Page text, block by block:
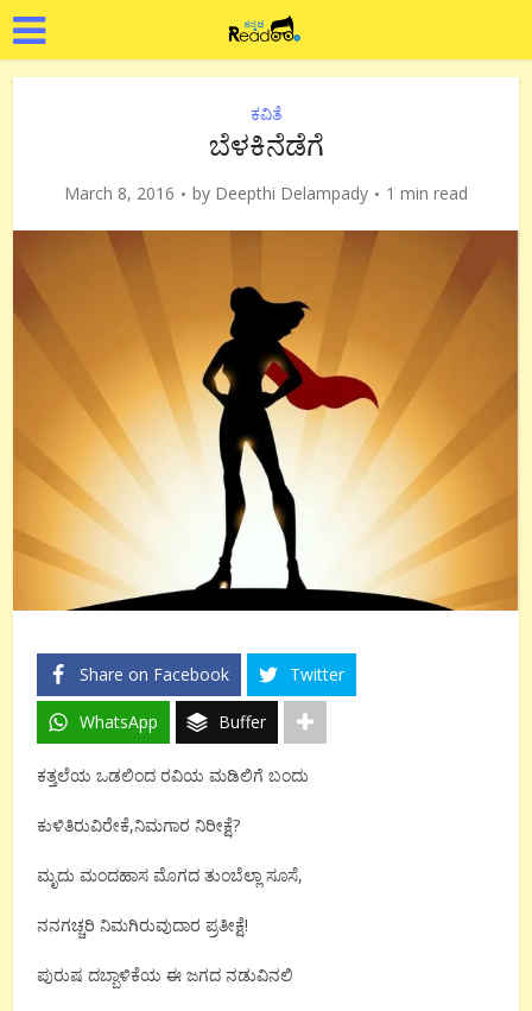
ಕವಿತೆ
ಬೆಳಕಿನೆಡೆಗೆ
March 8, 2016 by Deepthi Delampady 1 min read
Share on Facebook Twitter
WhatsApp Buffer
ಕತ್ತಲೆಯ ಒಡಲಿಂದ ರವಿಯ ಮಡಿಲಿಗೆ ಬಂದು
ಕುಳಿತಿರುವಿರೇಕೆ,ನಿಮಗಾರ ನಿರೀಕ್ಷೆ?
ಮೃದು ಮಂದಹಾಸ ಮೊಗದ ತುಂಬೆಲ್ಲಾ ಸೂಸೆ,
ನನಗಚ್ಚರಿ ನಿಮಗಿರುವುದಾರ ಪ್ರತೀಕ್ಷೆ!
ಪುರುಷ ದಬ್ಬಾಳಿಕೆಯ ಈ ಜಗದ ನಡುವಿನಲಿ